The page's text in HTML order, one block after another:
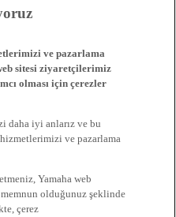
ve pazarlama
sitesi ziyaretçilerimiz
olması için çerezler
daha iyi anlarız ve bu
ve pazarlama
Yamaha web
olduğunuz şeklinde
çerez